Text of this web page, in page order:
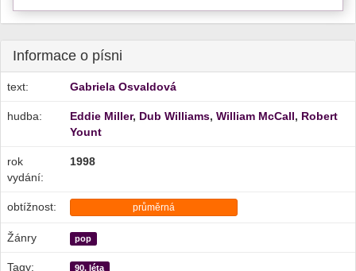
Informace o písni
text: Gabriela Osvaldová
hudba: Eddie Miller, Dub Williams, William McCall, Robert
Yount
rok
vydání:
1998
obtížnost: průměrná
Žánry pop
Tagy: 90. léta